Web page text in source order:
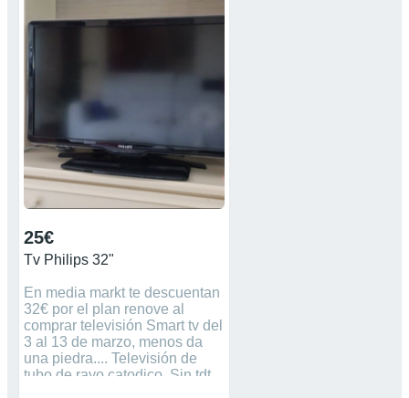
25€
Tv Philips 32"
En media markt te descuentan
32€ por el plan renove al
comprar televisión Smart tv del
3 al 13 de marzo, menos da
una piedra.... Televisión de
tubo de rayo catodico. Sin tdt,